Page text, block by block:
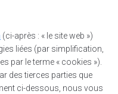
(ci-après : « le site web »)
liées (par simplification,
par le terme « cookies »).
des tierces parties que
ci-dessous, nous vous